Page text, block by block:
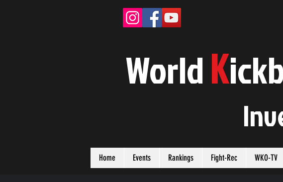
WorldK
Home Events Rankings Fight-Rec WKO-TV